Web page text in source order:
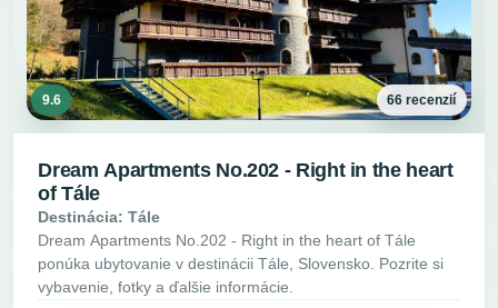
9.6 66 recenzií
Dream Apartments No.202 - Right in the heart
of Tále
Destinácia: Tále
Dream Apartments No.202 - Right in the heart of Tále
ponúka ubytovanie v destinácii Tále, Slovensko. Pozrite si
vybavenie, fotky a ďalšie informácie.